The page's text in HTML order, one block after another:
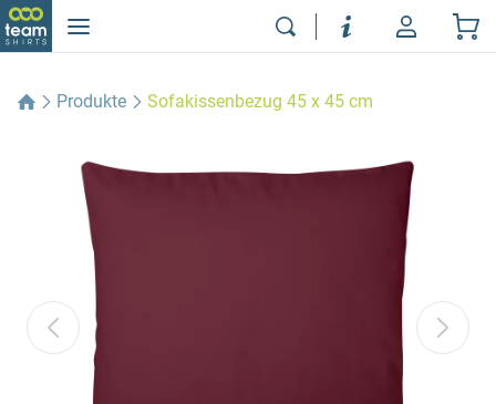
Produkte Sofakissenbezug 45 x 45 cm